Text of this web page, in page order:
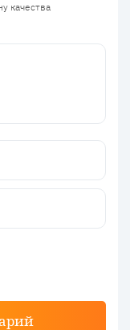
качества